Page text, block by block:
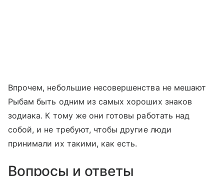
Впрочем, небольшие несовершенства не мешают
Рыбам быть одним из самых хороших знаков
зодиака. К тому же они готовы работать над
собой, и не требуют, чтобы другие люди
принимали их такими, как есть.
Вопросы и ответы